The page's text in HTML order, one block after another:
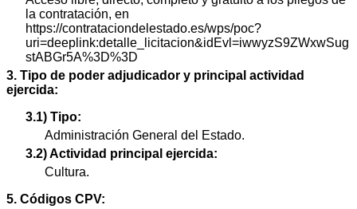
la contratación, en
https://contrataciondelestado.es/wps/poc?
uri=deeplink:detalle_licitacion&idEvl=iwwyzS9ZWxwSug
stABGr5A%3D%3D
3. Tipo de poder adjudicador y principal actividad
ejercida:
3.1) Tipo:
Administración General del Estado.
3.2) Actividad principal ejercida:
Cultura.
5. Códigos CPV: